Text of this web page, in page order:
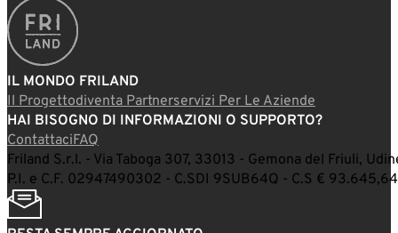
IL MONDO FRILAND
Il ProgettoDiventa PartnerServizi Per Le Aziende
HAI BISOGNO DI INFORMAZIONI O SUPPORTO?
ContattaciFAQ
Friland S.r.l. - Via Taboga 307, 33013 - Gemona del Friuli,
P.I. e C.F. 02947490302 - C.SDI 9SUB64Q - C.S € 93.645,64